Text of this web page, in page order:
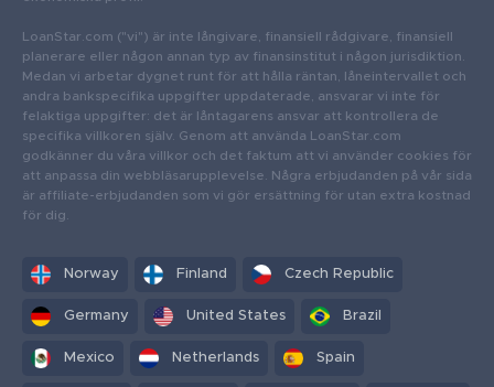
LoanStar.com ("vi") är inte långivare, finansiell rådgivare, finansiell
planerare eller någon annan typ av finansinstitut i någon jurisdiktion.
Medan vi arbetar dygnet runt för att hålla räntan, låneintervallet och
andra bankspecifika uppgifter uppdaterade, ansvarar vi inte för
felaktiga uppgifter: det är låntagarens ansvar att kontrollera de
specifika villkoren själv. Genom att använda LoanStar.com
godkänner du våra villkor och det faktum att vi använder cookies för
att anpassa din webbläsarupplevelse. Några erbjudanden på vår sida
är affiliate-erbjudanden som vi gör ersättning för utan extra kostnad
för dig.
Norway Finland Czech Republic
Germany United States Brazil
Mexico Netherlands Spain